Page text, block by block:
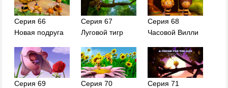
Серия 66
Новая подруга
Серия 67
Луговой тигр
Серия 68
Часовой Вилли
Серия 69
Серия 70
Серия 71